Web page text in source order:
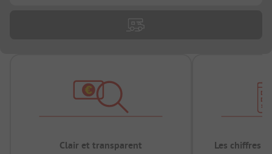
Clair et transparent Les chiffres